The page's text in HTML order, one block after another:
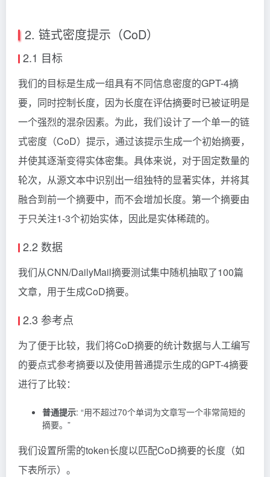
2. 链式密度提示（CoD）
2.1 目标
我们的目标是生成一组具有不同信息密度的GPT-4摘
要，同时控制长度，因为长度在评估摘要时已被证明是
一个强烈的混杂因素。为此，我们设计了一个单一的链
式密度（CoD）提示，通过该提示生成一个初始摘要，
并使其逐渐变得实体密集。具体来说，对于固定数量的
轮次，从源文本中识别出一组独特的显著实体，并将其
融合到前一个摘要中，而不会增加长度。第一个摘要由
于只关注1-3个初始实体，因此是实体稀疏的。
2.2 数据
我们从CNN/DailyMail摘要测试集中随机抽取了100篇
文章，用于生成CoD摘要。
2.3 参考点
为了便于比较，我们将CoD摘要的统计数据与人工编写
的要点式参考摘要以及使用普通提示生成的GPT-4摘要
进行了比较：
普通提示: “用不超过70个单词为文章写一个非常简短的
摘要。”
我们设置所需的token长度以匹配CoD摘要的长度（如
下表所示）。